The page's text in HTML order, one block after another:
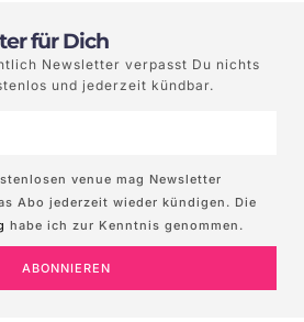
für Dich
Newsletter verpasst Du nichts
und jederzeit kündbar.
venue mag Newsletter
Abo jederzeit wieder kündigen. Die
habe ich zur Kenntnis genommen.
ABONNIEREN